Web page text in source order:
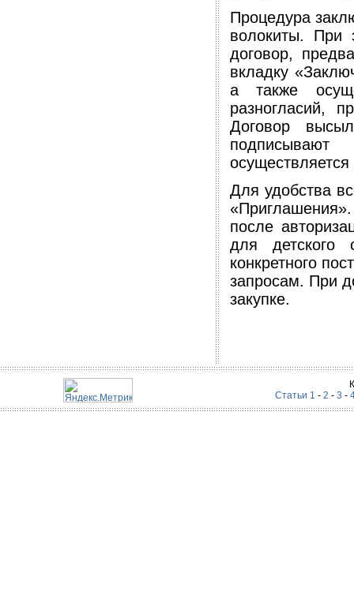
Процедура
волокиты. При
договор,
вкладку
а также
разногласий,
Договор
осуществляется
Для удобства
после
для детского
конкретного
запросам. При
закупке.
Статьи 1 - 2 - 3 -